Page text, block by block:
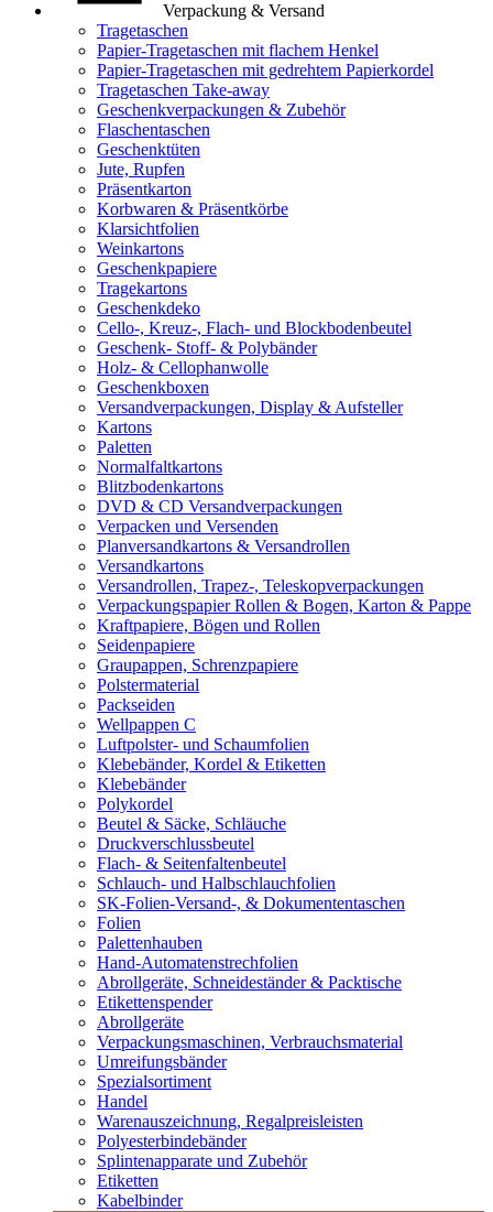
Verpackung & Versand
Tragetaschen
Papier-Tragetaschen mit flachem Henkel
Papier-Tragetaschen mit gedrehtem Papierkordel
Tragetaschen Take-away
Geschenkverpackungen & Zubehör
Flaschentaschen
Geschenktüten
Jute, Rupfen
Präsentkarton
Korbwaren & Präsentkörbe
Klarsichtfolien
Weinkartons
Geschenkpapiere
Tragekartons
Geschenkdeko
Cello-, Kreuz-, Flach- und Blockbodenbeutel
Geschenk- Stoff- & Polybänder
Holz- & Cellophanwolle
Geschenkboxen
Versandverpackungen, Display & Aufsteller
Kartons
Paletten
Normalfaltkartons
Blitzbodenkartons
DVD & CD Versandverpackungen
Verpacken und Versenden
Planversandkartons & Versandrollen
Versandkartons
Versandrollen, Trapez-, Teleskopverpackungen
Verpackungspapier Rollen & Bogen, Karton & Pappe
Kraftpapiere, Bögen und Rollen
Seidenpapiere
Graupappen, Schrenzpapiere
Polstermaterial
Packseiden
Wellpappen C
Luftpolster- und Schaumfolien
Klebebänder, Kordel & Etiketten
Klebebänder
Polykordel
Beutel & Säcke, Schläuche
Druckverschlussbeutel
Flach- & Seitenfaltenbeutel
Schlauch- und Halbschlauchfolien
SK-Folien-Versand-, & Dokumententaschen
Folien
Palettenhauben
Hand-Automatenstrechfolien
Abrollgeräte, Schneideständer & Packtische
Etikettenspender
Abrollgeräte
Verpackungsmaschinen, Verbrauchsmaterial
Umreifungsbänder
Spezialsortiment
Handel
Warenauszeichnung, Regalpreisleisten
Polyesterbindebänder
Splintenapparate und Zubehör
Etiketten
Kabelbinder